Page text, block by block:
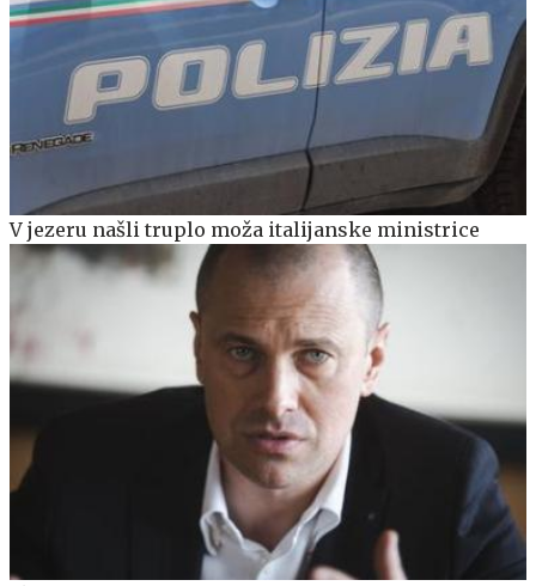
V jezeru našli truplo moža italijanske ministrice